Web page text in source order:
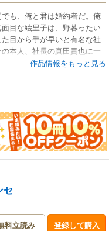
も、俺と君は婚約者だ。俺
目な絵里子は、野暮ったい
目から手が早いと有名な社
本人、社長の真田貴也に一
い人……叶わない恋だと諦
の契約婚約者になってくれ
了承するものの期間限定の
作品情報をもっと見る
セ
料立読み 登録して購入